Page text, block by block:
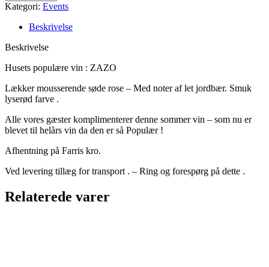
Kategori: Events
Beskrivelse
Beskrivelse
Husets populære vin : ZAZO
Lækker mousserende søde rose – Med noter af let jordbær. Smuk
lyserød farve .
Alle vores gæster komplimenterer denne sommer vin – som nu er
blevet til helårs vin da den er så Populær !
Afhentning på Farris kro.
Ved levering tillæg for transport . – Ring og forespørg på dette .
Relaterede varer